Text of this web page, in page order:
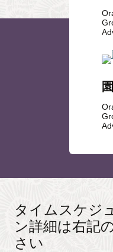
タイムスケ
ン詳細は右記
さい